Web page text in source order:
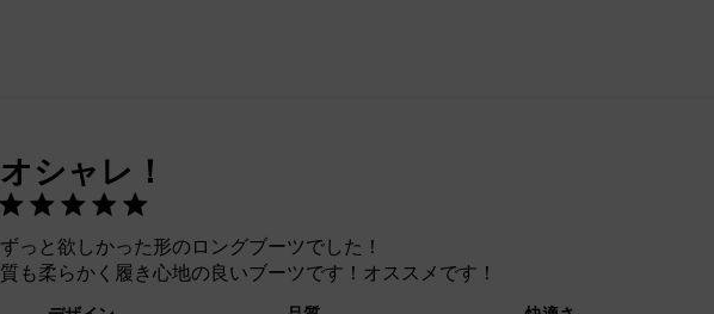
オシャレ！
ずっと欲しかった形のロングブーツでした！
質も柔らかく履き心地の良いブーツです！オススメです！